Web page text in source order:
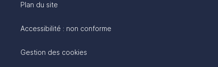
Plan du site
Accessibilité : non conforme
Gestion des cookies